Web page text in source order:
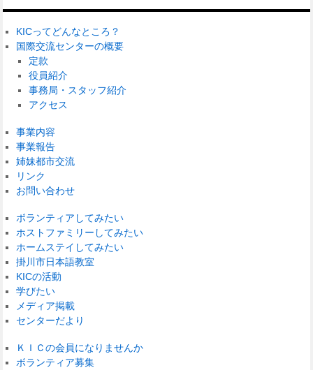
KICってどんなところ？
国際交流センターの概要
定款
役員紹介
事務局・スタッフ紹介
アクセス
事業内容
事業報告
姉妹都市交流
リンク
お問い合わせ
ボランティアしてみたい
ホストファミリーしてみたい
ホームステイしてみたい
掛川市日本語教室
KICの活動
学びたい
メディア掲載
センターだより
ＫＩＣの会員になりませんか
ボランティア募集